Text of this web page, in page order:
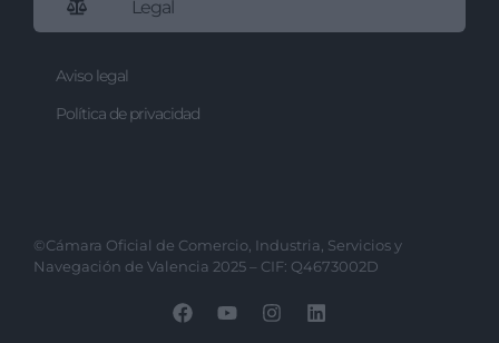
Legal
Aviso legal
Política de privacidad
©Cámara Oficial de Comercio, Industria, Servicios y
Navegación de Valencia 2025 – CIF: Q4673002D